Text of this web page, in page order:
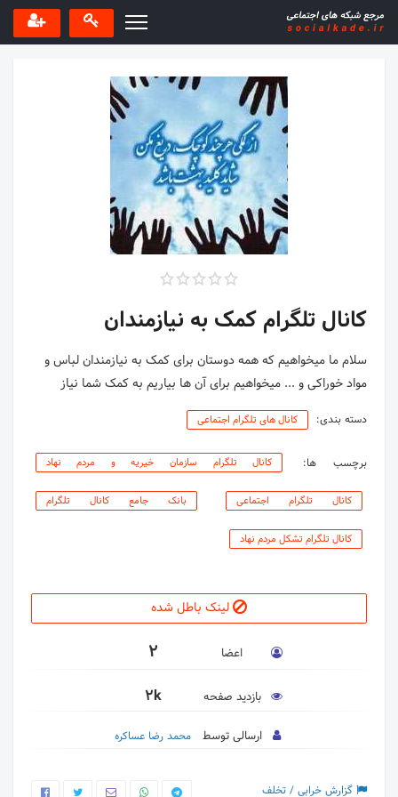
کانال تلگرام کمک به نیازمندان
سلام ما میخواهیم که همه دوستان برای کمک به نیازمندان لباس و
مواد خوراکی و ... میخواهیم برای آن ها بیاریم به کمک شما نیاز
دسته بندی: کانال های تلگرام اجتماعی
برچسب ها: کانال تلگرام سازمان خیریه و مردم نهاد
کانال تلگرام اجتماعی بانک جامع کانال تلگرام
کانال تلگرام تشکل مردم نهاد
لینک باطل شده
اعضا 2
بازدید صفحه 2k
ارسالی توسط محمد رضا عساکره
گزارش خرابی / تخلف